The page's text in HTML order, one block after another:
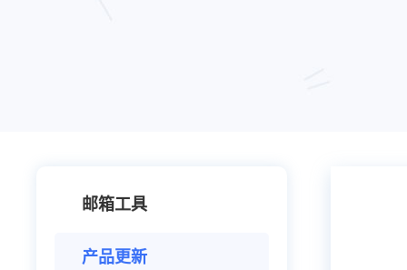
邮箱工具
产品更新